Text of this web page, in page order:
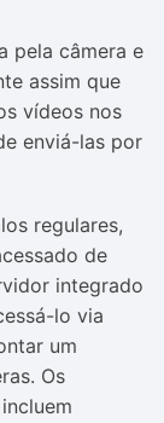
pela câmera e
assim que
vídeos nos
enviá-las por
regulares,
de
integrado
lo via
um
Os